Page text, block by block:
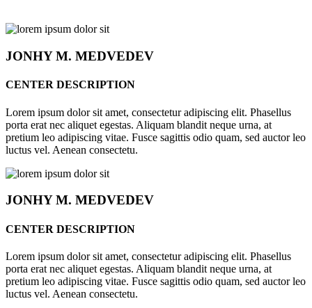
JONHYM. MEDVEDEV
CENTER DESCRIPTION
Lorem ipsum dolor sit amet, consectetur adipiscing elit. Phasellus
porta erat nec aliquet egestas. Aliquam blandit neque urna, at
pretium leo adipiscing vitae. Fusce sagittis odio quam, sed auctor leo
luctus vel. Aenean consectetu.
JONHYM. MEDVEDEV
CENTER DESCRIPTION
Lorem ipsum dolor sit amet, consectetur adipiscing elit. Phasellus
porta erat nec aliquet egestas. Aliquam blandit neque urna, at
pretium leo adipiscing vitae. Fusce sagittis odio quam, sed auctor leo
luctus vel. Aenean consectetu.